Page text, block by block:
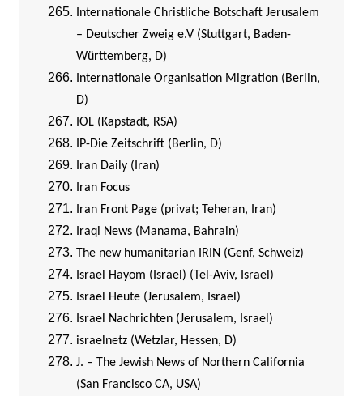
Internationale Christliche Botschaft Jerusalem
– Deutscher Zweig e.V (Stuttgart, Baden-
Württemberg, D)
Internationale Organisation Migration (Berlin,
D)
IOL (Kapstadt, RSA)
IP-Die Zeitschrift (Berlin, D)
Iran Daily (Iran)
Iran Focus
Iran Front Page (privat; Teheran, Iran)
Iraqi News (Manama, Bahrain)
The new humanitarian IRIN (Genf, Schweiz)
Israel Hayom (Israel) (Tel-Aviv, Israel)
Israel Heute (Jerusalem, Israel)
Israel Nachrichten (Jerusalem, Israel)
israelnetz (Wetzlar, Hessen, D)
J. – The Jewish News of Northern California
(San Francisco CA, USA)